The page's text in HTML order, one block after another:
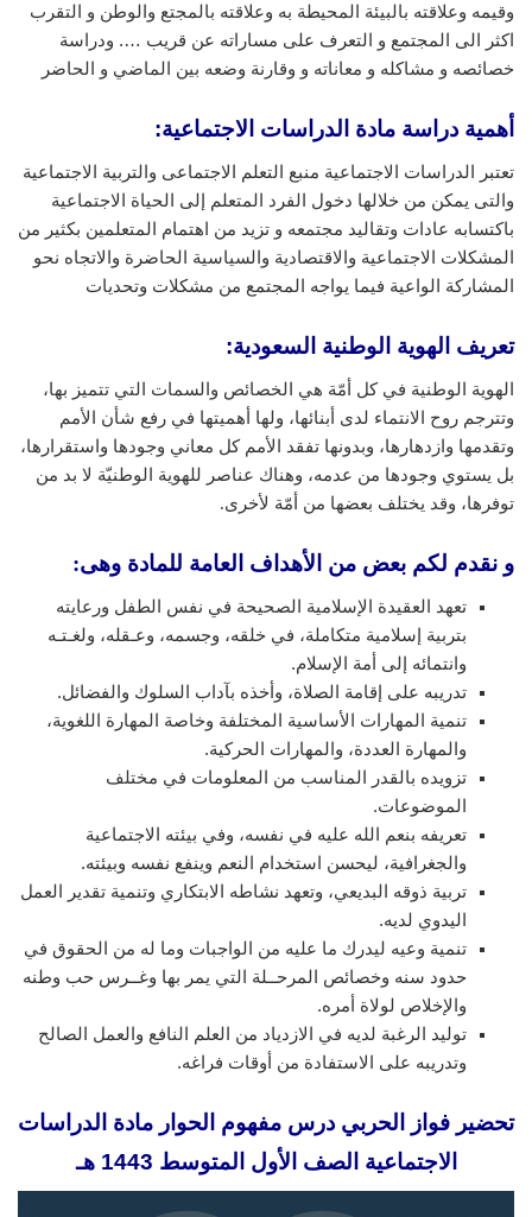
وقيمه وعلاقته بالبيئة المحيطة به وعلاقته بالمجتع والوطن و التقرب
اكثر الى المجتمع و التعرف على مساراته عن قريب …. ودراسة
خصائصه و مشاكله و معاناته و وقارنة وضعه بين الماضي و الحاضر
أهمية دراسة مادة الدراسات الاجتماعية:
تعتبر الدراسات الاجتماعية منبع التعلم الاجتماعى والتربية الاجتماعية
والتى يمكن من خلالها دخول الفرد المتعلم إلى الحياة الاجتماعية
باكتسابه عادات وتقاليد مجتمعه و تزيد من اهتمام المتعلمين بكثير من
المشكلات الاجتماعية والاقتصادية والسياسية الحاضرة والاتجاه نحو
المشاركة الواعية فيما يواجه المجتمع من مشكلات وتحديات
تعريف الهوية الوطنية السعودية:
الهوية الوطنية في كل أمّة هي الخصائص والسمات التي تتميز بها،
وتترجم روح الانتماء لدى أبنائها، ولها أهميتها في رفع شأن الأمم
وتقدمها وازدهارها، وبدونها تفقد الأمم كل معاني وجودها واستقرارها،
بل يستوي وجودها من عدمه، وهناك عناصر للهوية الوطنيّة لا بد من
توفرها، وقد يختلف بعضها من أمّة لأخرى.
و نقدم لكم بعض من الأهداف العامة للمادة وهى:
تعهد العقيدة الإسلامية الصحيحة في نفس الطفل ورعايته
بتربية إسلامية متكاملة، في خلقه، وجسمه، وعـقله، ولغـتـه
وانتمائه إلى أمة الإسلام.
تدريبه على إقامة الصلاة، وأخذه بآداب السلوك والفضائل.
تنمية المهارات الأساسية المختلفة وخاصة المهارة اللغوية،
والمهارة العددة، والمهارات الحركية.
تزويده بالقدر المناسب من المعلومات في مختلف
الموضوعات.
تعريفه بنعم الله عليه في نفسه، وفي بيئته الاجتماعية
والجغرافية، ليحسن استخدام النعم وينفع نفسه وبيئته.
تربية ذوقه البديعي، وتعهد نشاطه الابتكاري وتنمية تقدير العمل
اليدوي لديه.
تنمية وعيه ليدرك ما عليه من الواجبات وما له من الحقوق في
حدود سنه وخصائص المرحــلة التي يمر بها وغــرس حب وطنه
والإخلاص لولاة أمره.
توليد الرغبة لديه في الازدياد من العلم النافع والعمل الصالح
وتدريبه على الاستفادة من أوقات فراغه.
تحضير فواز الحربي درس مفهوم الحوار مادة الدراسات
الاجتماعية الصف الأول المتوسط 1443 هـ